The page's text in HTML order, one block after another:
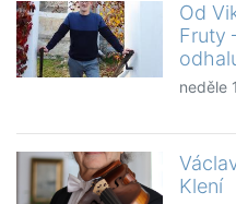
Od
Fruty
neděle
Klení